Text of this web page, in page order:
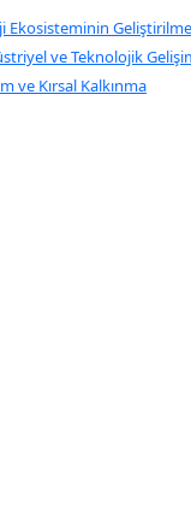
Ekosisteminin
ve Teknolojik
ve Kırsal Kalkınma